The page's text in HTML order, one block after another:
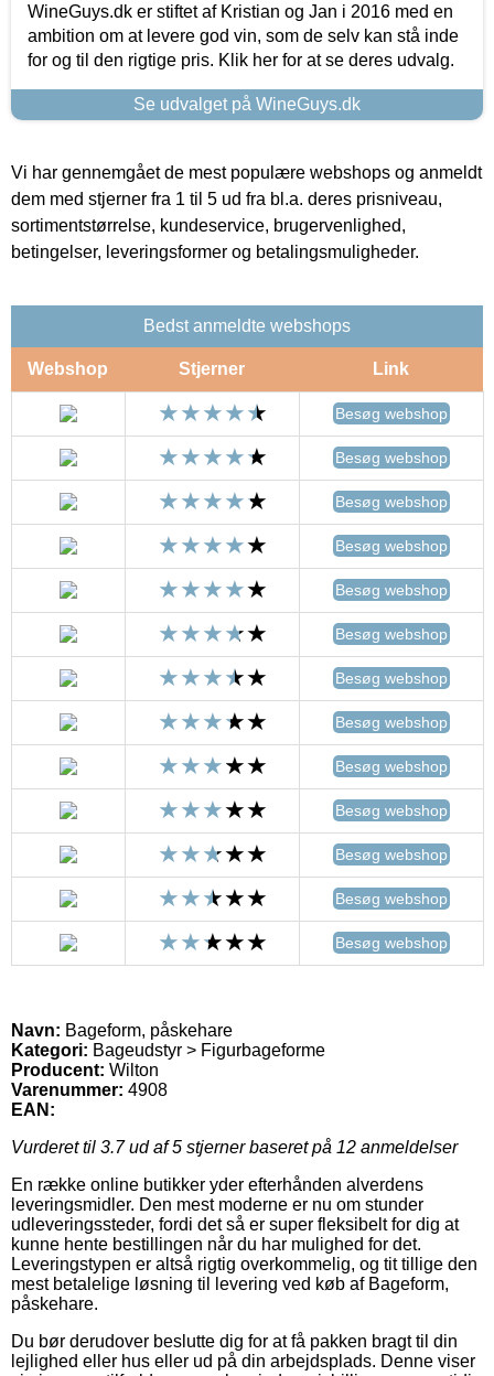
WineGuys.dk er stiftet af Kristian og Jan i 2016 med en
ambition om at levere god vin, som de selv kan stå inde
for og til den rigtige pris. Klik her for at se deres udvalg.
Se udvalget på WineGuys.dk
Vi har gennemgået de mest populære webshops og anmeldt
dem med stjerner fra 1 til 5 ud fra bl.a. deres prisniveau,
sortimentstørrelse, kundeservice, brugervenlighed,
betingelser, leveringsformer og betalingsmuligheder.
Bedst anmeldte webshops
Webshop Stjerner Link
Besøg webshop
Besøg webshop
Besøg webshop
Besøg webshop
Besøg webshop
Besøg webshop
Besøg webshop
Besøg webshop
Besøg webshop
Besøg webshop
Besøg webshop
Besøg webshop
Besøg webshop
Navn: Bageform, påskehare
Kategori: Bageudstyr > Figurbageforme
Producent: Wilton
Varenummer: 4908
EAN:
Vurderet til 3.7ud af 5 stjerner baseret på 12 anmeldelser
En række online butikker yder efterhånden alverdens
leveringsmidler. Den mest moderne er nu om stunder
udleveringssteder, fordi det så er super fleksibelt for dig at
kunne hente bestillingen når du har mulighed for det.
Leveringstypen er altså rigtig overkommelig, og tit tillige den
mest betalelige løsning til levering ved køb af Bageform,
påskehare.
Du bør derudover beslutte dig for at få pakken bragt til din
lejlighed eller hus eller ud på din arbejdsplads. Denne viser